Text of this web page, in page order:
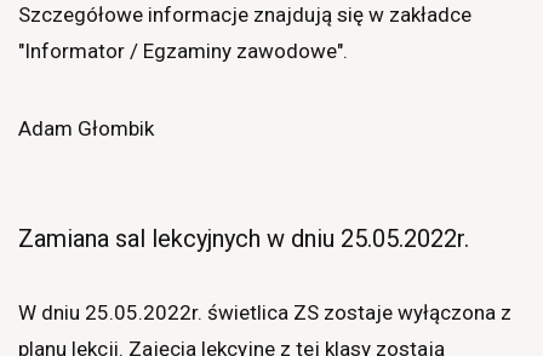
Szczegółowe informacje znajdują się w zakładce
"Informator / Egzaminy zawodowe".
Adam Głombik
Zamiana sal lekcyjnych w dniu 25.05.2022r.
W dniu 25.05.2022r. świetlica ZS zostaje wyłączona z
planu lekcji. Zajęcia lekcyjne z tej klasy zostają